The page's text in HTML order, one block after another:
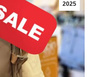
2025